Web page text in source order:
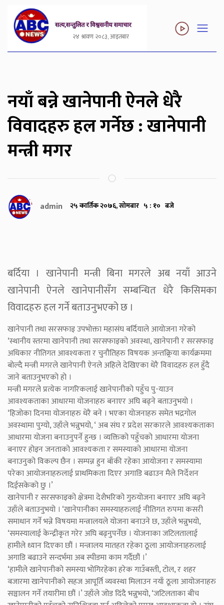
२४ श्रावण २०८३, आइतबार
नयाँ बन्ने खानेपानी ऐनले धेरै
विवादहरु हल गर्नेछ : खानेपानी
मन्त्री मगर
admin २५ कार्तिक २०७६, सोमबार ५ : १० बजे
बर्दिया । खानेपानी मन्त्री बिना मगरले अब नयाँ आउने
खानेपानी ऐनले खानेपानीसँग सम्बन्धित धेरै किसिमका
विवादहरु हल गर्ने बताउनुभएको छ ।
खानेपानी तथा सरसफाइ उपभोक्ता महासंघ बर्दियाले आयोजना गरेको
‘स्थानीय स्तरमा खानेपानी तथा सरसफाइको अवस्था, खानेपानी र सरसफाइ
अधिकार नीतिगत आवश्यकता र चुनौतिहरु विषयक अन्तक्र्रिया कार्यक्रममा
बोल्दै मन्त्री मगरले खानेपानी ऐनले अहिले देखिएका धेरै विवादहरु हल हुँदै
जाने बताउनुभएको हो ।
मन्त्री मगरले प्रत्येक नागरिकलाई खानेपानीको पहुँच पु-याउन
आवश्यकताका आधारमा योजनाहरु बनाएर अघि बढ्ने बताउनुभयो ।
‘हिजोका दिनमा योजनाहरु धेरै बने । भएका योजनाहरु समेत भद्रगोल
अवस्थामा पुग्यो, उहाँले भन्नुभयो, ‘ अब संघ र प्रदेश सरकारले आवश्यकताका
आधारमा योजना बनाउनुपर्ने हुन्छ । व्यक्तिको पहुँचको आधारमा योजना
बनाएर होइन जनताको आवश्यकता र समस्याको आधारमा योजना
बनाउनुको विकल्प छैन । सम्पन्न हुन बाँकी रहेका आयोजना र समस्यामा
परेका आयोजनाहरुलाई प्राथमिकता दिएर अगाडि बढाउन मैले निर्देशन
दिईसकेको छु ।’
खानेपानी र सरसफाइको क्षेत्रमा देशैभरिको गुरुयोजना बनाएर अघि बढ्ने
उहाँले बताउनुभयो । ‘खानेपानीका समस्याहरुलाई नीतिगत रुपमा कसरी
समाधान गर्ने भन्ने विषयमा मन्त्रालयले योजना बनाउने छ, उहाँले भन्नुभयो,
‘समस्यालाई केन्द्रीकृत गरेर अघि बढ्नुपर्नेछ । योजनाका जटिलतालाई
हामीले ध्यान दिएका छौं । मन्त्रालय मातहत रहेका ठूला आयोजनाहरुलाई
अगाडि बढाउने सन्दर्भमा अब स्पीडमा काम गर्दैछौं ।’
‘हामीले खानेपानीको समस्या भोगिरहेका हरेक गाउँबस्ती, टोल, र शहर
बजारमा खानेपानीको सहज आपूर्ति व्यवस्था मिलाउन नयाँ ठूला आयोजनाहरु
सञ्चालन गर्ने तयारीमा छौं ।’ उहाँले जोड दिंदै भन्नुभयो, ‘जटिलताका बीच